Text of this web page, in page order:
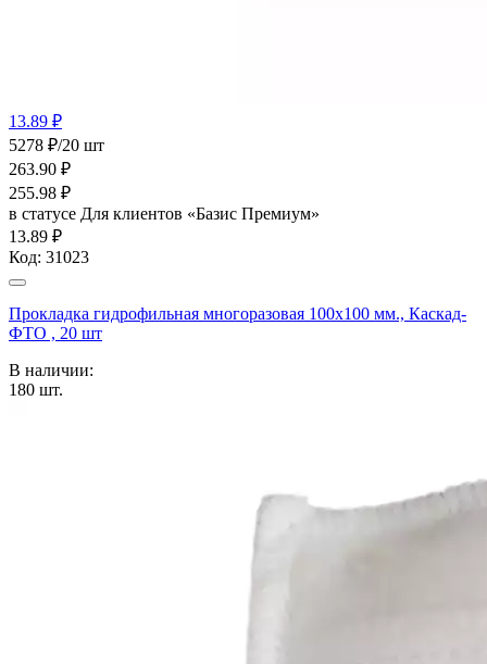
13.89 ₽
5278 ₽/20 шт
263.90 ₽
255.98 ₽
в статусе Для клиентов «Базис Премиум»
13.89 ₽
Код: 31023
Прокладка гидрофильная многоразовая 100x100 мм., Каскад-
ФТО , 20 шт
В наличии:
180 шт.